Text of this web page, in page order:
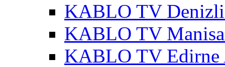
KABLO TV
KABLO TV
KABLO TV Edirne